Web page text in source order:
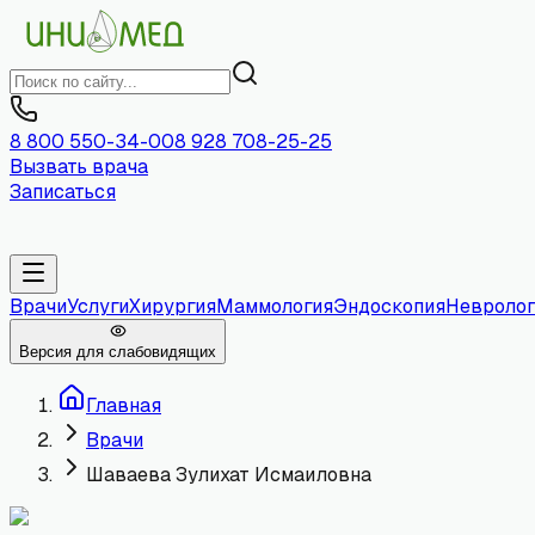
8 800 550-34-008 928 708-25-25
Вызвать врача
Записаться
ВрачиУслугиХирургияМаммологияЭндоскопия
Версия для слабовидящих
Главная
Врачи
Шаваева Зулихат Исмаиловна